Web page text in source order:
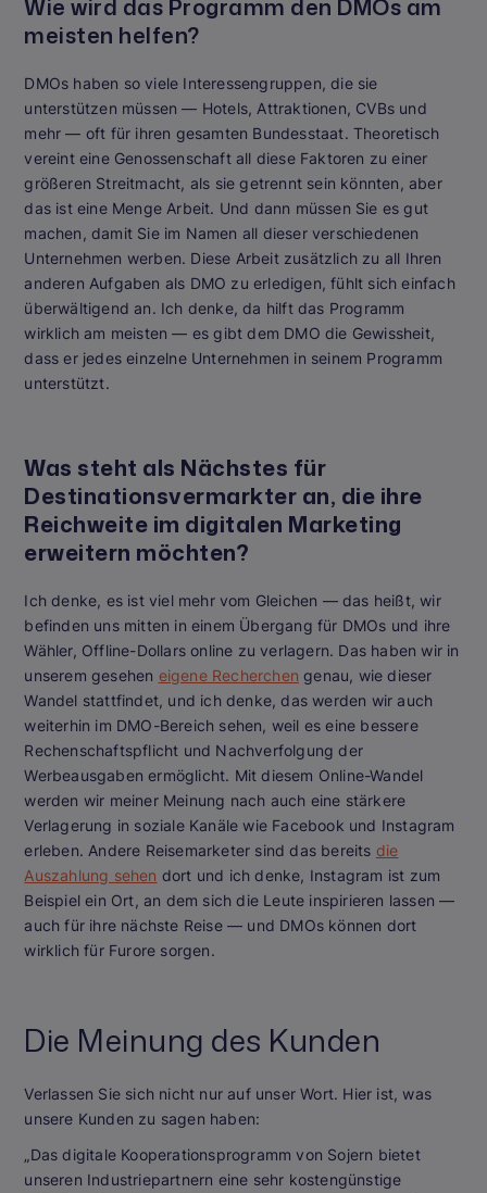
Wie wird das Programm den DMOs am
meisten helfen?
DMOs haben so viele Interessengruppen, die sie
unterstützen müssen — Hotels, Attraktionen, CVBs und
mehr — oft für ihren gesamten Bundesstaat. Theoretisch
vereint eine Genossenschaft all diese Faktoren zu einer
größeren Streitmacht, als sie getrennt sein könnten, aber
das ist eine Menge Arbeit. Und dann müssen Sie es gut
machen, damit Sie im Namen all dieser verschiedenen
Unternehmen werben. Diese Arbeit zusätzlich zu all Ihren
anderen Aufgaben als DMO zu erledigen, fühlt sich einfach
überwältigend an. Ich denke, da hilft das Programm
wirklich am meisten — es gibt dem DMO die Gewissheit,
dass er jedes einzelne Unternehmen in seinem Programm
unterstützt.
Was steht als Nächstes für
Destinationsvermarkter an, die ihre
Reichweite im digitalen Marketing
erweitern möchten?
Ich denke, es ist viel mehr vom Gleichen — das heißt, wir
befinden uns mitten in einem Übergang für DMOs und ihre
Wähler, Offline-Dollars online zu verlagern. Das haben wir in
unserem gesehen eigene Recherchen genau, wie dieser
Wandel stattfindet, und ich denke, das werden wir auch
weiterhin im DMO-Bereich sehen, weil es eine bessere
Rechenschaftspflicht und Nachverfolgung der
Werbeausgaben ermöglicht. Mit diesem Online-Wandel
werden wir meiner Meinung nach auch eine stärkere
Verlagerung in soziale Kanäle wie Facebook und Instagram
erleben. Andere Reisemarketer sind das bereits die
Auszahlung sehen dort und ich denke, Instagram ist zum
Beispiel ein Ort, an dem sich die Leute inspirieren lassen —
auch für ihre nächste Reise — und DMOs können dort
wirklich für Furore sorgen.
Die Meinung des Kunden
Verlassen Sie sich nicht nur auf unser Wort. Hier ist, was
unsere Kunden zu sagen haben:
„Das digitale Kooperationsprogramm von Sojern bietet
unseren Industriepartnern eine sehr kostengünstige